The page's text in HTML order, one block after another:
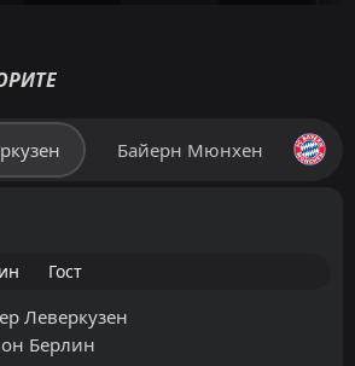
Байерн Мюнхен
Гост
Леверкузен
Берлин